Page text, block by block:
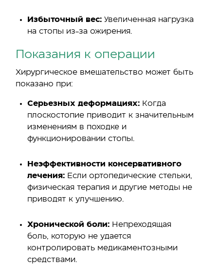
Избыточный вес: Увеличенная нагрузка
на стопы из-за ожирения.
Показания к операции
Хирургическое вмешательство может быть
показано при:
Серьезных деформациях: Когда
плоскостопие приводит к значительным
изменениям в походке и
функционировании стопы.
Неэффективности консервативного
лечения: Если ортопедические стельки,
физическая терапия и другие методы не
приводят к улучшению.
Хронической боли: Непреходящая
боль, которую не удается
контролировать медикаментозными
средствами.